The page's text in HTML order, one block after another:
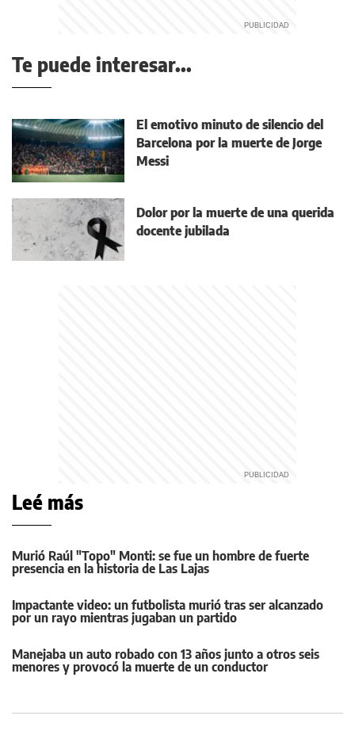
Te puede interesar...
El emotivo minuto de silencio del
Barcelona por la muerte de Jorge
Messi
Dolor por la muerte de una querida
docente jubilada
Leé más
Murió Raúl "Topo" Monti: se fue un hombre de fuerte
presencia en la historia de Las Lajas
Impactante video: un futbolista murió tras ser alcanzado
por un rayo mientras jugaban un partido
Manejaba un auto robado con 13 años junto a otros seis
menores y provocó la muerte de un conductor